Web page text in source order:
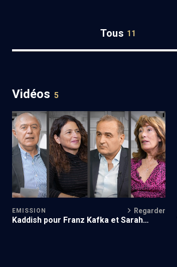
Tous 11
Vidéos 5
Les Cinq Livres (Ep. 3)
EMISSION Regarder
Kaddish pour Franz Kafka et Sarah